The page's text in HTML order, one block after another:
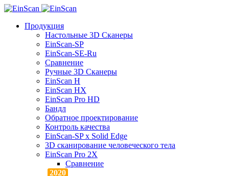
Продукция
Настольные 3D Сканеры
EinScan-SP
EinScan-SE-Ru
Сравнение
Ручные 3D Cканеры
EinScan H
EinScan HX
EinScan Pro HD
Бандл
Обратное проектирование
Контроль качества
EinScan-SP x Solid Edge
3D сканирование человеческого тела
EinScan Pro 2X
Сравнение